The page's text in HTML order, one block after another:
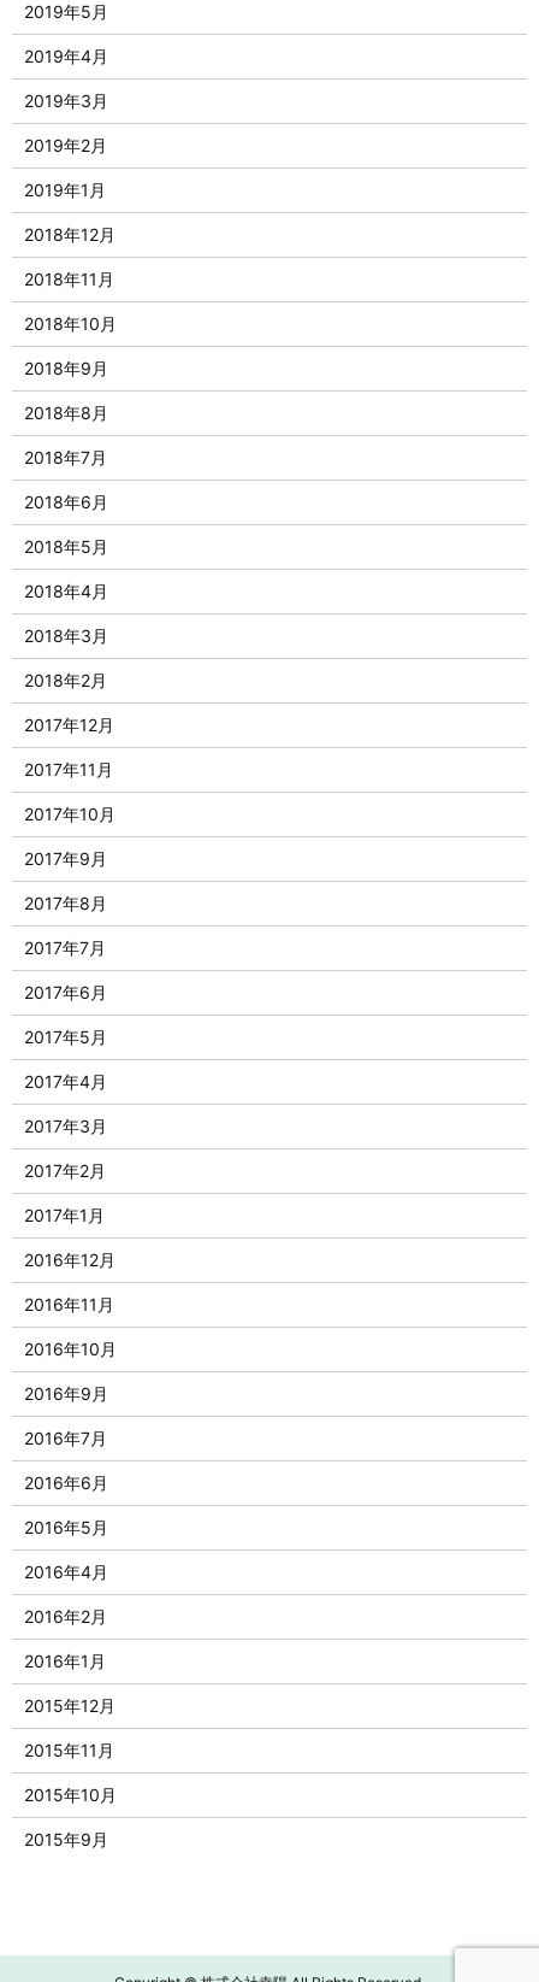
2019年5月
2019年4月
2019年3月
2019年2月
2019年1月
2018年12月
2018年11月
2018年10月
2018年9月
2018年8月
2018年7月
2018年6月
2018年5月
2018年4月
2018年3月
2018年2月
2017年12月
2017年11月
2017年10月
2017年9月
2017年8月
2017年7月
2017年6月
2017年5月
2017年4月
2017年3月
2017年2月
2017年1月
2016年12月
2016年11月
2016年10月
2016年9月
2016年7月
2016年6月
2016年5月
2016年4月
2016年2月
2016年1月
2015年12月
2015年11月
2015年10月
2015年9月